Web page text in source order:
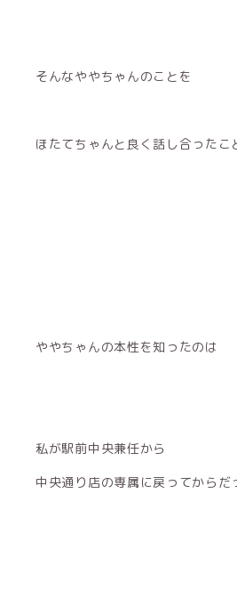
そんなややちゃんのことを
ほたてちゃんと良く話し合ったこ
ややちゃんの本性を知ったのは
私が駅前中央兼任から
中央通り店の専属に戻ってから